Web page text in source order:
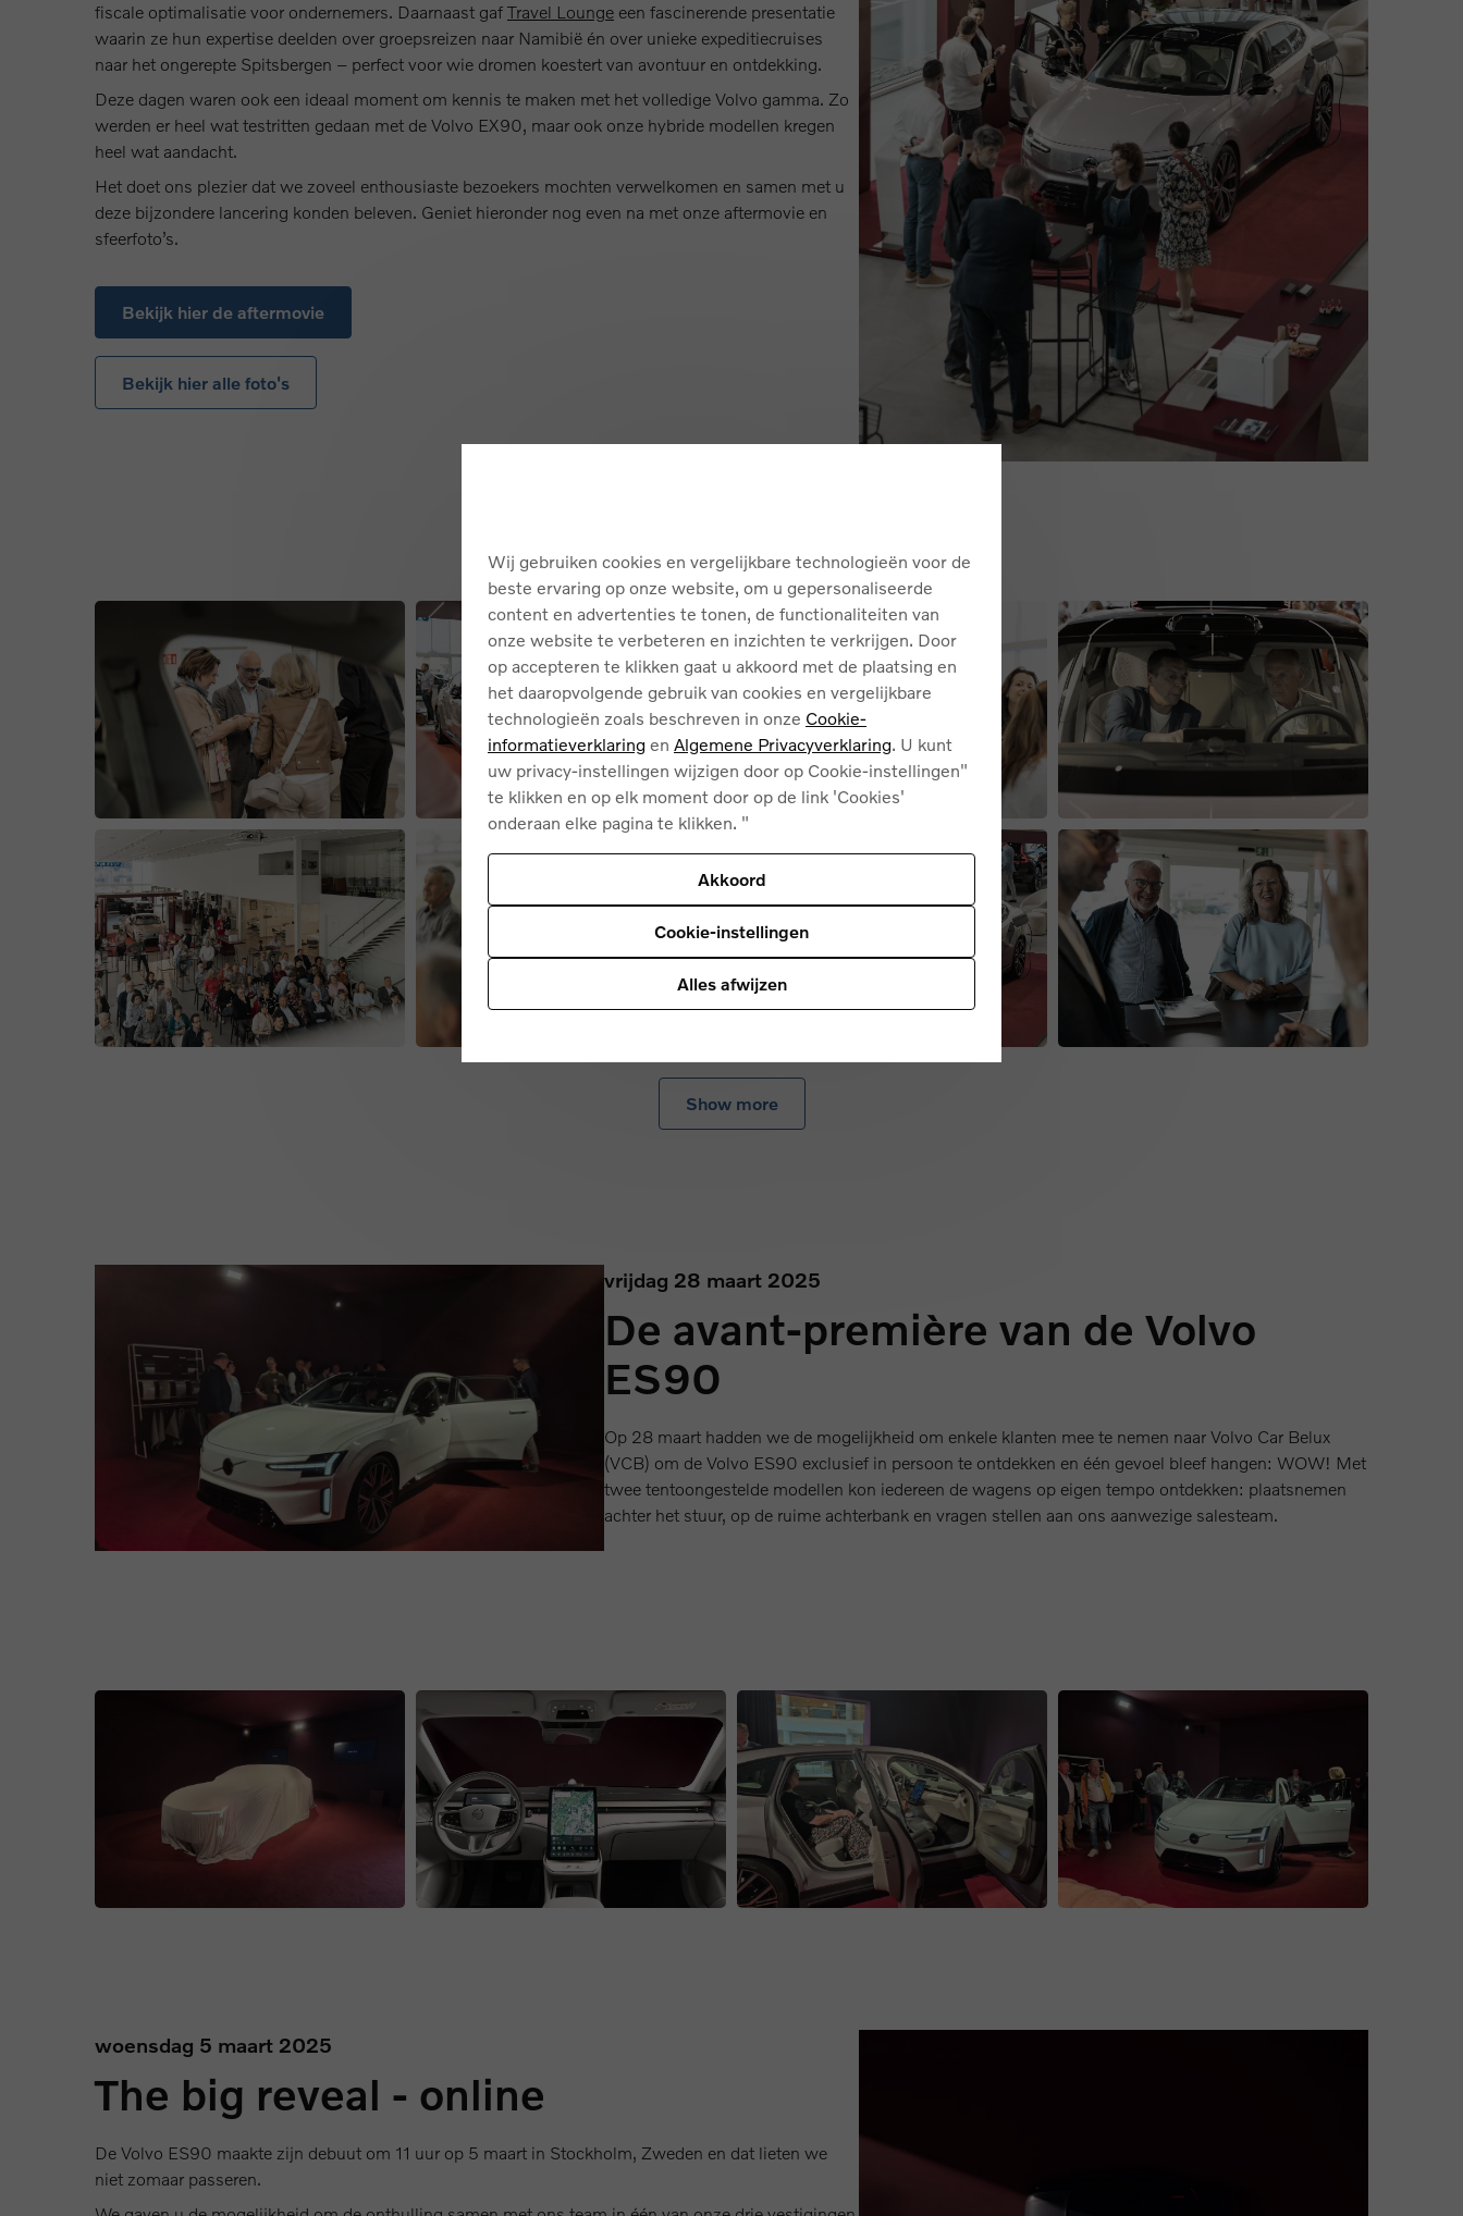
fiscale optimalisatie voor ondernemers. Daarnaast gaf Travel Lounge een fascinerende presentatie
waarin ze hun expertise deelden over groepsreizen naar Namibië én over unieke expeditiecruises
naar het ongerepte Spitsbergen – perfect voor wie dromen koestert van avontuur en ontdekking.
Deze dagen waren ook een ideaal moment om kennis te maken met het volledige Volvo gamma. Zo
werden er heel wat testritten gedaan met de Volvo EX90, maar ook onze hybride modellen kregen
heel wat aandacht.
Het doet ons plezier dat we zoveel enthousiaste bezoekers mochten verwelkomen en samen met u
deze bijzondere lancering konden beleven. Geniet hieronder nog even na met onze aftermovie en
sfeerfoto’s.
Bekijk hier de aftermovie
Bekijk hier alle foto's
Show more
vrijdag 28 maart 2025
De avant-première van de Volvo
ES90
Op 28 maart hadden we de mogelijkheid om enkele klanten mee te nemen naar Volvo Car Belux
(VCB) om de Volvo ES90 exclusief in persoon te ontdekken en één gevoel bleef hangen: WOW! Met
twee tentoongestelde modellen kon iedereen de wagens op eigen tempo ontdekken: plaatsnemen
achter het stuur, op de ruime achterbank en vragen stellen aan ons aanwezige salesteam.
woensdag 5 maart 2025
The big reveal - online
De Volvo ES90 maakte zijn debuut om 11 uur op 5 maart in Stockholm, Zweden en dat lieten we
niet zomaar passeren.
Wij gebruiken cookies en vergelijkbare technologieën voor de
beste ervaring op onze website, om u gepersonaliseerde
content en advertenties te tonen, de functionaliteiten van
onze website te verbeteren en inzichten te verkrijgen. Door
op accepteren te klikken gaat u akkoord met de plaatsing en
het daaropvolgende gebruik van cookies en vergelijkbare
technologieën zoals beschreven in onze Cookie-
informatieverklaring en Algemene Privacyverklaring. U kunt
uw privacy-instellingen wijzigen door op Cookie-instellingen"
te klikken en op elk moment door op de link 'Cookies'
onderaan elke pagina te klikken. "
Akkoord
Cookie-instellingen
Alles afwijzen